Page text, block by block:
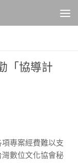
「協導計
專案經費難以支
數位文化協會秘